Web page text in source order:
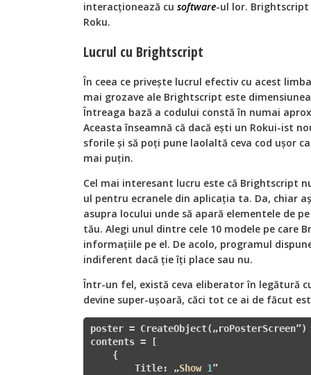
interacționează cu software-ul lor.
Roku.
Lucrul cu Brightscript
În ceea ce privește lucrul efectiv cu acest
mai grozave ale Brightscript este
Întreaga bază a codului constă în numai
Aceasta înseamnă că dacă ești un Rokui-ist
sforile și să poți pune laolaltă ceva cod ușor
mai puțin.
Cel mai interesant lucru este că Brightscript
ul pentru ecranele din aplicația ta. Da, chiar
asupra locului unde să apară elementele de
tău. Alegi unul dintre cele 10 modele pe care
informațiile pe el. De acolo, programul
indiferent dacă ție îți place sau nu.
Într-un fel, există ceva eliberator în legătură
devine super-ușoară, căci tot ce ai de făcut
poster = CreateObject(„roPosterScreen”)
contents = [
    {
        Title: „
Show 1”